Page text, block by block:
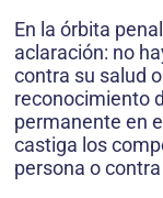
En la órbita
aclaración: no
contra su salud
reconocimiento
permanente en
castiga los
persona o